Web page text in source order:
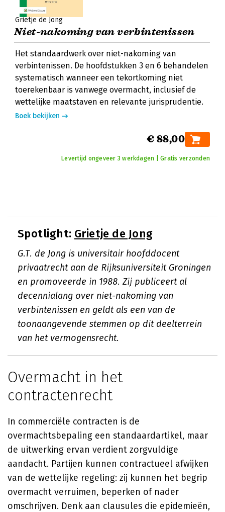
Grietje de Jong
Niet-nakoming van verbintenissen
Het standaardwerk over niet-nakoming van
verbintenissen. De hoofdstukken 3 en 6 behandelen
systematisch wanneer een tekortkoming niet
toerekenbaar is vanwege overmacht, inclusief de
wettelijke maatstaven en relevante jurisprudentie.
Boek bekijken
€ 88,00
Levertijd ongeveer 3 werkdagen | Gratis verzonden
Spotlight: Grietje de Jong
G.T. de Jong is universitair hoofddocent
privaatrecht aan de Rijksuniversiteit Groningen
en promoveerde in 1988. Zij publiceert al
decennialang over niet-nakoming van
verbintenissen en geldt als een van de
toonaangevende stemmen op dit deelterrein
van het vermogensrecht.
Overmacht in het
contractenrecht
In commerciële contracten is de
overmachtsbepaling een standaardartikel, maar
de uitwerking ervan verdient zorgvuldige
aandacht. Partijen kunnen contractueel afwijken
van de wettelijke regeling: zij kunnen het begrip
overmacht verruimen, beperken of nader
omschrijven. Denk aan clausules die epidemieën,